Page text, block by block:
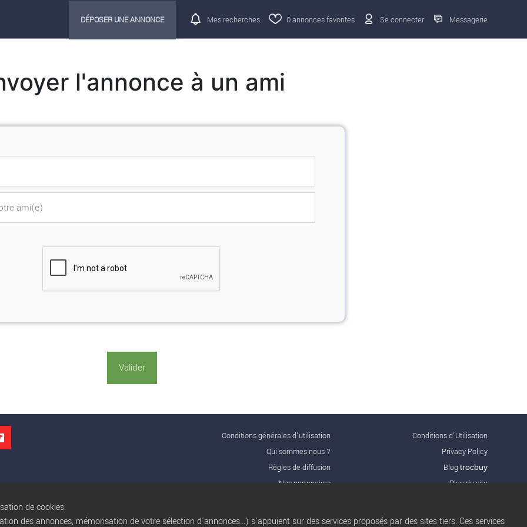
DÉPOSER UNE ANNONCE Mes recherches 0annonces favorites Se connecter Messagerie
l'annonce à un ami
Conditions générales d'utilisation
Qui sommes nous ?
Règles de diffusion
Nos partenaires
Conditions d’Utilisation
Privacy Policy
Blog trocbuy
Plan du site
Nous contacter
de cookies.
des annonces, mémorisation de votre sélection d'annonces...) s'appuient sur des services proposés par des sites tiers. Ces services